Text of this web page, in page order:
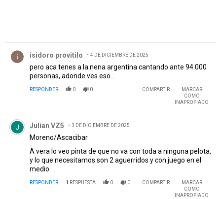
isidoro provitilo 4 DE DICIEMBRE DE 2025
pero aca tenes a la nena argentina cantando ante 94.000
personas, adonde ves eso...
RESPONDER 0 0 COMPARTIR
MARCAR
COMO
INAPROPIADO
Comentario de Julian VZ5.
Julian VZ5 3 DE DICIEMBRE DE 2025
Moreno/Ascacibar
A vera lo veo pinta de que no va con toda a ninguna pelota,
y lo que necesitamos son 2 aguerridos y con juego en el
medio
RESPONDER 1 RESPUESTA 0 0 COMPARTIR
MARCAR
COMO
INAPROPIADO